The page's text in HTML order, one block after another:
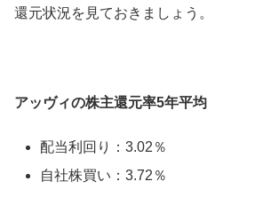
還元状況を見ておきましょう。
アッヴィの株主還元率5年平均
配当利回り：3.02％
自社株買い：3.72％